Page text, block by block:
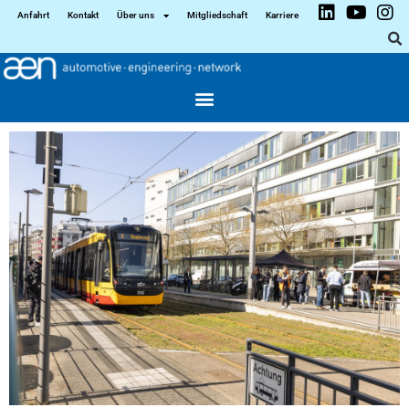
Anfahrt Kontakt Über uns Mitgliedschaft Karriere